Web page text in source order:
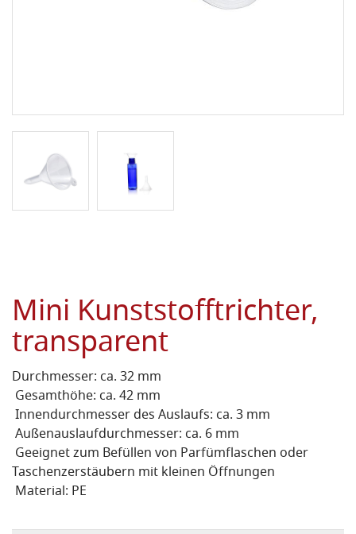
Mini Kunststofftrichter,
transparent
Durchmesser: ca. 32 mm
Gesamthöhe: ca. 42 mm
Innendurchmesser des Auslaufs: ca. 3 mm
Außenauslaufdurchmesser: ca. 6 mm
Geeignet zum Befüllen von Parfümflaschen oder
Taschenzerstäubern mit kleinen Öffnungen
Material: PE